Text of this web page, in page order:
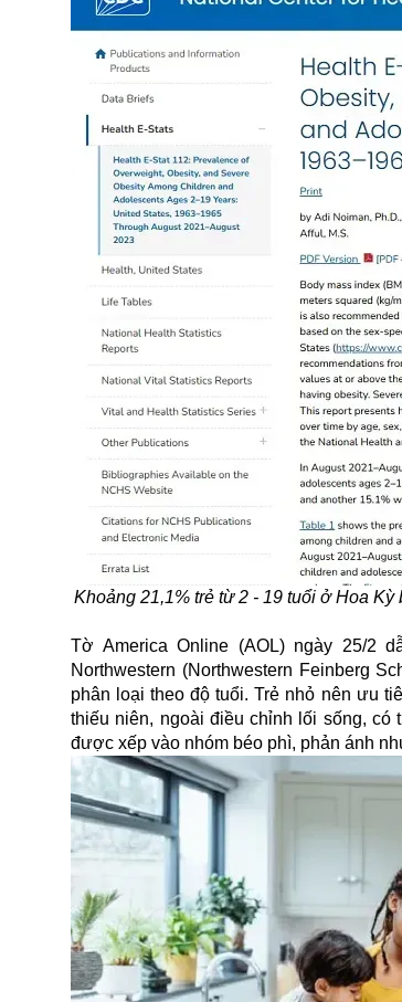
Khoảng 21,1% trẻ từ 2 - 19 tuổi ở Hoa
Tờ America Online (AOL) ngày 25/2
Northwestern (Northwestern Feinberg
phân loại theo độ tuổi. Trẻ nhỏ nên ưu
thiếu niên, ngoài điều chỉnh lối sống, có
được xếp vào nhóm béo phì, phản ánh